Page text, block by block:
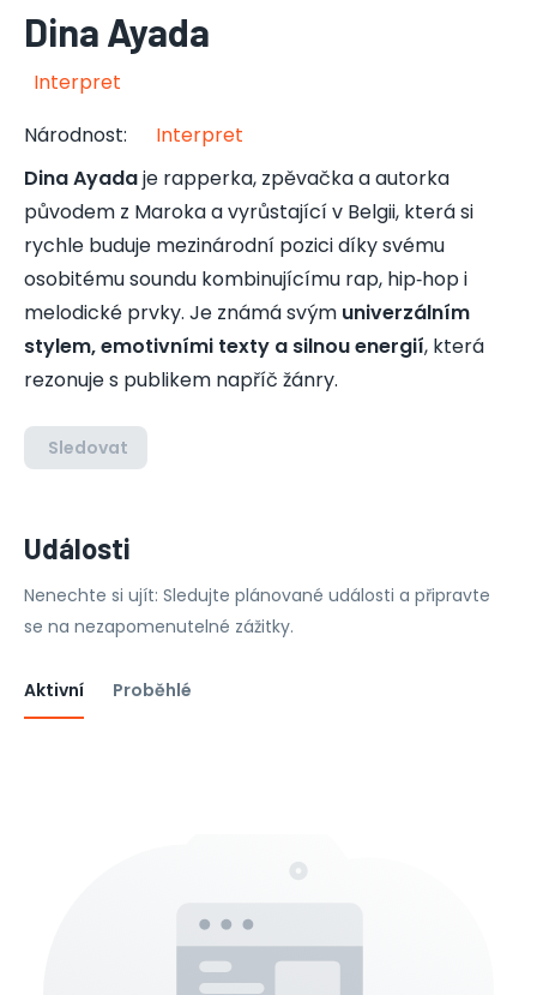
Dina Ayada
Interpret
Národnost:
Interpret
Dina Ayadaje rapperka, zpěvačka a autorka
původem z Maroka a vyrůstající v Belgii, která si
rychle buduje mezinárodní pozici díky svému
osobitému soundu kombinujícímu rap, hip‑hop i
melodické prvky. Je známá svým univerzálním
stylem, emotivními texty a silnou energií, která
rezonuje s publikem napříč žánry.
Sledovat
Události
Nenechte si ujít: Sledujte plánované události a připravte
se na nezapomenutelné zážitky.
Aktivní Proběhlé